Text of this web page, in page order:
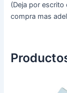
(Deja por escrito
compra mas